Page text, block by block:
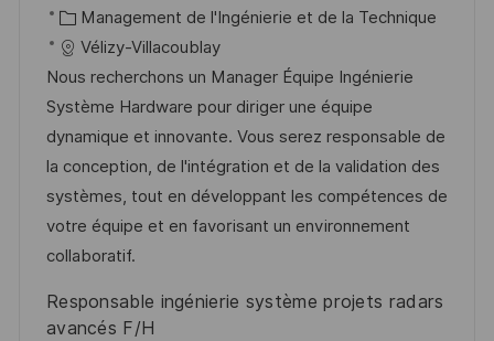
c
a
l
i
s
a
t
i
o
a
t
e
d
’
a
f
f
i
h
é
f
é
r
e
n
c
e
p
C
a
t
é
g
o
r
i
e
Management de l'Ingénierie et de la Technique
Vélizy-Villacoublay
Nous recherchons un Manager Équipe Ingénierie
Système Hardware pour diriger une équipe
dynamique et innovante. Vous serez responsable de
la conception, de l'intégration et de la validation des
systèmes, tout en développant les compétences de
votre équipe et en favorisant un environnement
collaboratif.
Responsable ingénierie système projets radars
avancés F/H